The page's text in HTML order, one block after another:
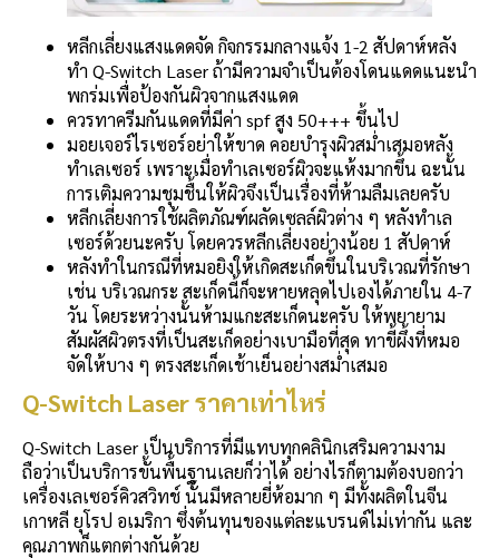
หลีกเลี่ยงแสงแดดจัด กิจกรรมกลางแจ้ง 1-2 สัปดาห์หลัง
ทำ Q-Switch Laser ถ้ามีความจำเป็นต้องโดนแดดแนะนำ
พกร่มเพื่อป้องกันผิวจากแสงแดด
ควรทาครีมกันแดดที่มีค่า spf สูง 50+++ ขึ้นไป
มอยเจอร์ไรเซอร์อย่าให้ขาด คอยบำรุงผิวสม่ำเสมอหลัง
ทำเลเซอร์ เพราะเมื่อทำเลเซอร์ผิวจะแห้งมากขึ้น ฉะนั้น
การเติมความชุมชื้นให้ผิวจึงเป็นเรื่องที่ห้ามลืมเลยครับ
หลีกเลี่ยงการใช้ผลิตภัณฑ์ผลัดเซลล์ผิวต่าง ๆ หลังทำเล
เซอร์ด้วยนะครับ โดยควรหลีกเลี่ยงอย่างน้อย 1 สัปดาห์
หลังทำในกรณีที่หมอยิงให้เกิดสะเก็ดขึ้นในบริเวณที่รักษา
เช่น บริเวณกระ สะเก็ดนี้ก็จะหายหลุดไปเองได้ภายใน 4-7
วัน โดยระหว่างนั้นห้ามแกะสะเก็ดนะครับ ให้พยายาม
สัมผัสผิวตรงที่เป็นสะเก็ดอย่างเบามือที่สุด ทาขี้ผึ้งที่หมอ
จัดให้บาง ๆ ตรงสะเก็ดเช้าเย็นอย่างสม่ำเสมอ
Q-Switch Laser ราคาเท่าไหร่
Q-Switch Laser เป็นบริการที่มีแทบทุกคลินิกเสริมความงาม
ถือว่าเป็นบริการขั้นพื้นฐานเลยก็ว่าได้ อย่างไรก็ตามต้องบอกว่า
เครื่องเลเซอร์คิวสวิทช์ นั้นมีหลายยี่ห้อมาก ๆ มีทั้งผลิตในจีน
เกาหลี ยุโรป อเมริกา ซึ่งต้นทุนของแต่ละแบรนด์ไม่เท่ากัน และ
คุณภาพก็แตกต่างกันด้วย